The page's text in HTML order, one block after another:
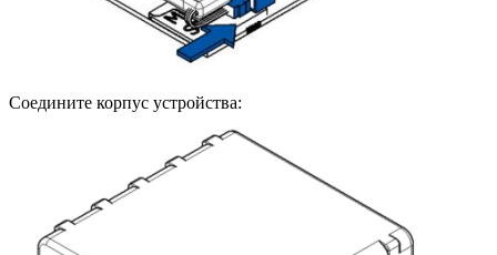
Соедините корпус устройства: